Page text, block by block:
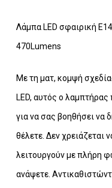
Κανένα
Λάμπα LED σφαιρική
470Lumens
Με τη ματ, κομψή
LED, αυτός ο
για να σας βοηθήσει να
θέλετε. Δεν χρειάζεται
λειτουργούν με πλήρη
ανάψετε.